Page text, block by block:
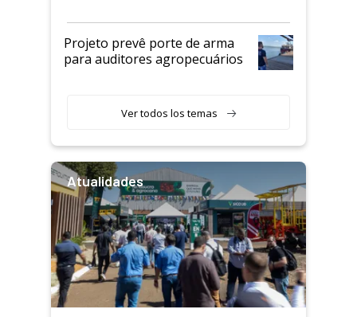
Projeto prevê porte de arma
para auditores agropecuários
Ver todos los temas
Atualidades